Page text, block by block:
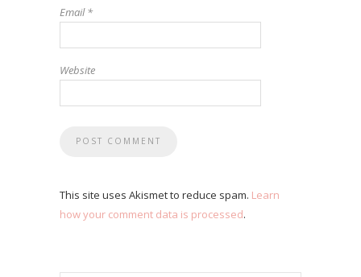
Email*
Website
This site uses Akismet to reduce spam. Learn
how your comment data is processed.